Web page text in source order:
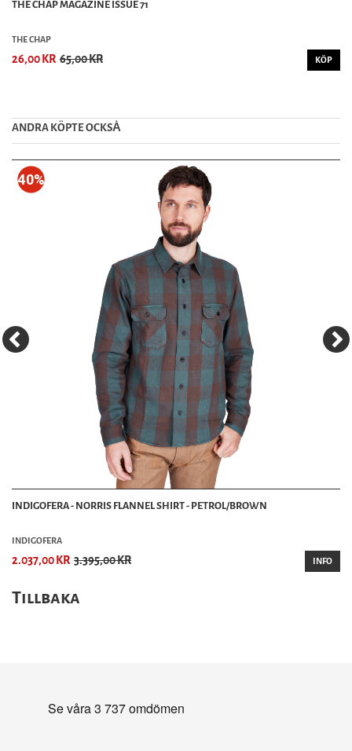
THE CHAP MAGAZINE ISSUE 71
THE CHAP
26,00 KR 65,00 KR KÖP
ANDRA KÖPTE OCKSȦ
40%
INDIGOFERA - NORRIS FLANNEL SHIRT - PETROL/BROWN
INDIGOFERA
2.037,00 KR 3.395,00 KR INFO
Tillbaka